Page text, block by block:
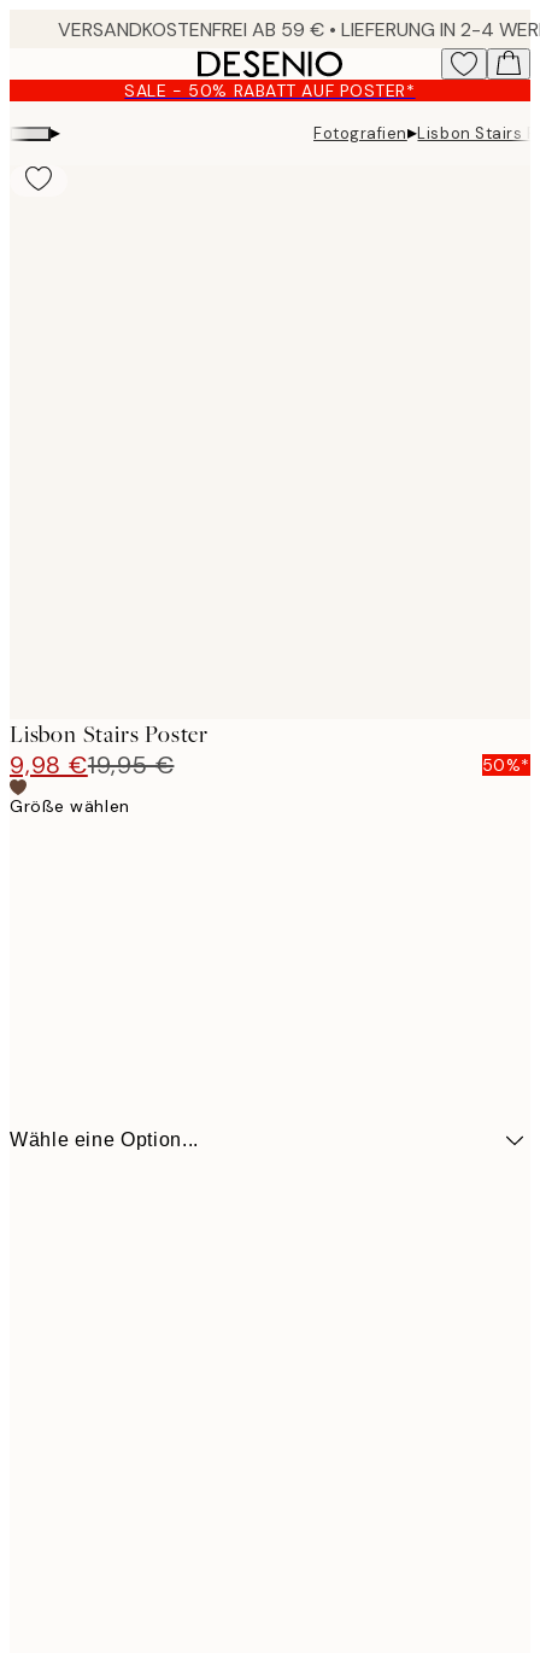
content.
SALE - 50% RABATT AUF POSTER*
▸ Fotografien▸Lisbon Stairs
Lisbon Stairs Poster
9,98 €19,95 €
50%*
Größe wählen
Wähle eine Option...